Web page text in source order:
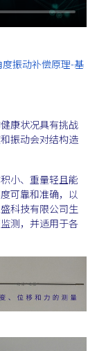
振动补偿原理-基
康状况具有挑战
振动会对结构造
小、重量轻且能
可靠和准确，以
科技有限公司生
测，并适用于各